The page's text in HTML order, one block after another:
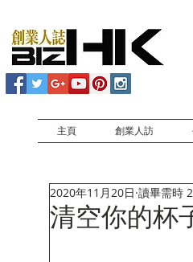
主頁 創業人訪
清空你的杯
2020年11月20日 讀畢需時